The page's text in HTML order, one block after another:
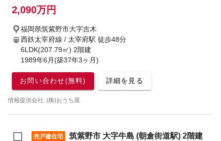
2,090万円
福岡県筑紫野市大字吉木
西鉄太宰府線 / 太宰府駅 徒歩48分
6LDK(207.79㎡) 2階建
1989年6月(築37年3ヶ月)
お問い合わせ(無料) 詳細を見る
情報提供会社: (株)おうち屋
売戸建住宅
筑紫野市 大字牛島 (朝倉街道駅) 2階建